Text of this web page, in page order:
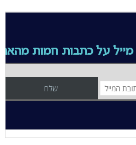
על כתבות חמות